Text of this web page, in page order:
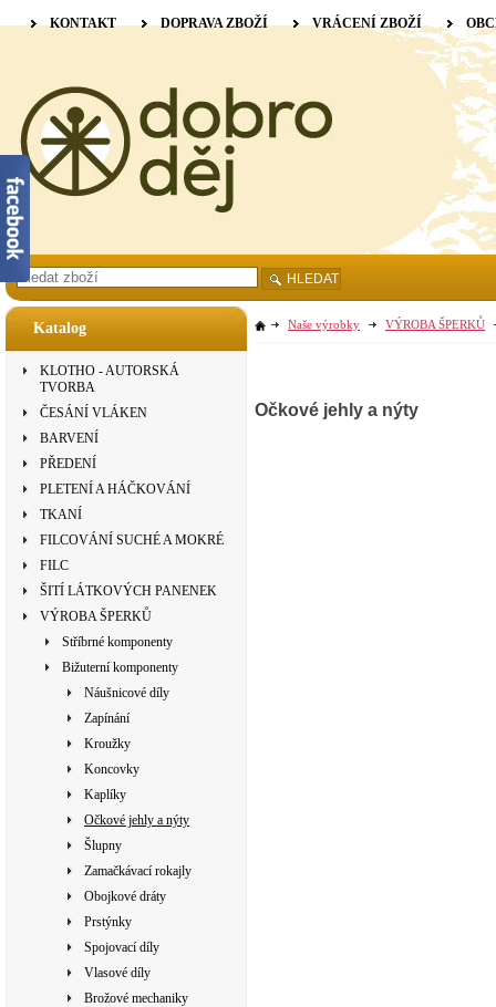
Katalog
KLOTHO - AUTORSKÁ
TVORBA
ČESÁNÍ VLÁKEN
BARVENÍ
PŘEDENÍ
PLETENÍ A HÁČKOVÁNÍ
TKANÍ
FILCOVÁNÍ SUCHÉ A MOKRÉ
FILC
ŠITÍ LÁTKOVÝCH PANENEK
VÝROBA ŠPERKŮ
Stříbrné komponenty
Bižuterní komponenty
Náušnicové díly
Zapínání
Kroužky
Koncovky
Kaplíky
Očkové jehly a nýty
Šlupny
Zamačkávací rokajly
Obojkové dráty
Prstýnky
Spojovací díly
Vlasové díly
Brožové mechaniky
Naše výrobky VÝROBA ŠPERKŮ
Očkové jehly a nýty
KONTAKT DOPRAVA ZBOŽÍ VRÁCENÍ ZBOŽÍ
HLEDAT